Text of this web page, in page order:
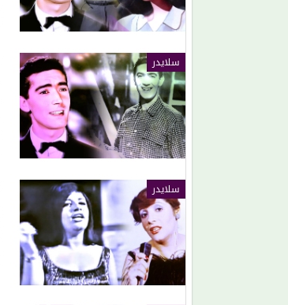
سلايدر
سلايدر